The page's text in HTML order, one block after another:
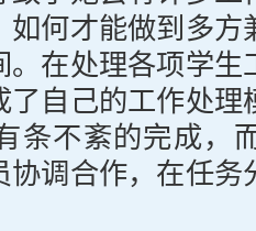
如何才能做到多方
。在处理各项学生
了自己的工作处理
条不紊的完成，
协调合作，在任务